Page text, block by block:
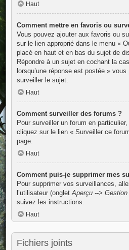
Haut
Comment mettre en favoris ou
Vous pouvez ajouter aux favoris ou
sur le lien approprié dans le menu «
placé en haut et en bas du sujet de
Répondre à un sujet en cochant la
lorsqu’une réponse est postée »
surveiller le sujet.
Haut
Comment surveiller des forums ?
Pour surveiller un forum en
cliquez sur le lien « Surveiller ce
page.
Haut
Comment puis-je supprimer mes
Pour supprimer vos surveillances,
l’utilisateur (onglet Aperçu -->
suivez les instructions.
Haut
Fichiers joints